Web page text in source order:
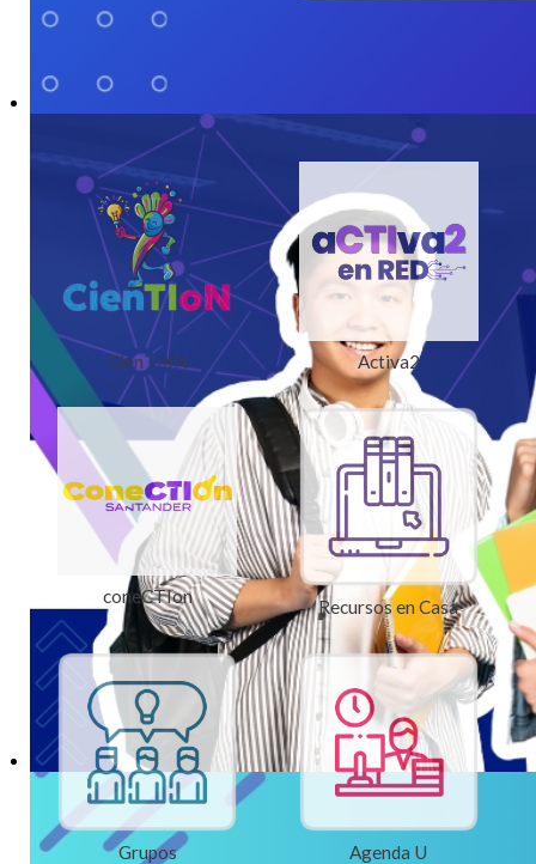
CienTIoN Activa2
coneCTIon Recursos en Casa
Grupos Agenda U